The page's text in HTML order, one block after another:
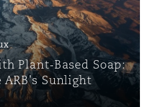
Plant-Based Soap:
Sunlight